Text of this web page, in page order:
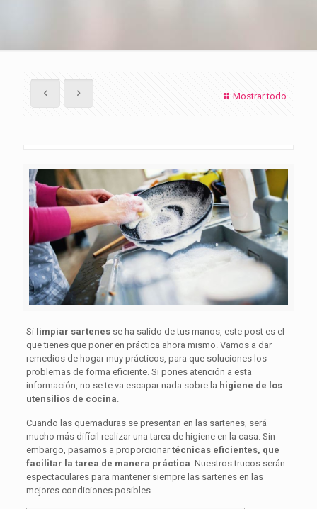
Mostrar todo
Si limpiar sartenesse ha salido de tus manos, este post es el
que tienes que poner en práctica ahora mismo. Vamos a dar
remedios de hogar muy prácticos, para que soluciones los
problemas de forma eficiente. Si pones atención a esta
información, no se te va escapar nada sobre la higiene de los
utensilios de cocina
Cuando las quemaduras se presentan en las sartenes, será
mucho más difícil realizar una tarea de higiene en la casa. Sin
embargo, pasamos a proporcionartécnicas eficientes, que
facilitar la tarea de manera práctica . Nuestros trucos serán
espectaculares para mantener siempre las sartenes en las
mejores condiciones posibles.